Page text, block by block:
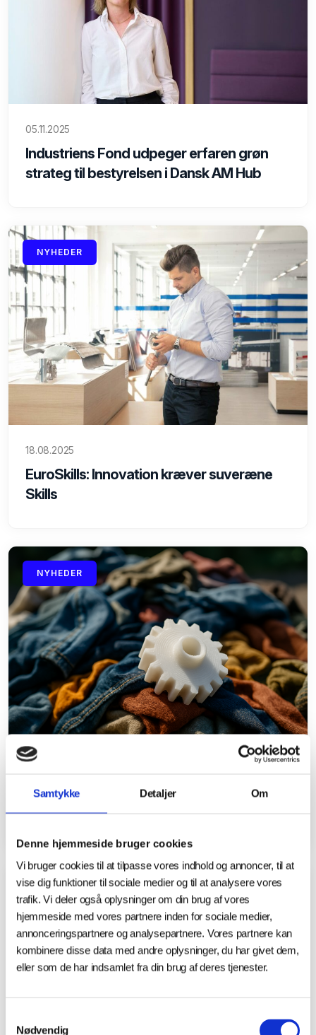
Samtykke Detaljer Om
Denne hjemmeside bruger cookies
Vi bruger cookies til at tilpasse vores indhold og annoncer, til at
vise dig funktioner til sociale medier og til at analysere vores
trafik. Vi deler også oplysninger om din brug af vores
hjemmeside med vores partnere inden for sociale medier,
annonceringspartnere og analysepartnere. Vores partnere kan
kombinere disse data med andre oplysninger, du har givet dem,
eller som de har indsamlet fra din brug af deres tjenester.
Nødvendig
05.11.2025
Industriens Fond udpeger erfaren grøn
strateg til bestyrelsen i Dansk AM Hub
NYHEDER
18.08.2025
EuroSkills: Innovation kræver suveræne
Skills
NYHEDER
Tex2AM: Nyt dansk projekt vil forvandle
tekstilaffald til 3D-print
NYHEDER